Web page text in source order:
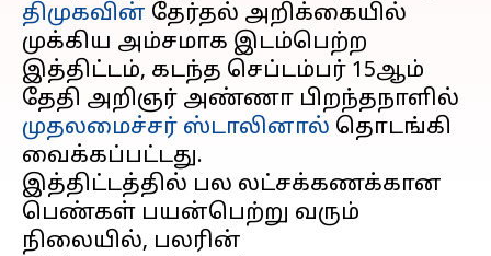
திமுகவின் தேர்தல் அறிக்கையில்
முக்கிய அம்சமாக இடம்பெற்ற
இத்திட்டம், கடந்த செப்டம்பர் 15ஆம்
தேதி அறிஞர் அண்ணா பிறந்தநாளில்
முதலமைச்சர் ஸ்டாலினால் தொடங்கி
வைக்கப்பட்டது.
இத்திட்டத்தில் பல லட்சக்கணக்கான
பெண்கள் பயன்பெற்று வரும்
நிலையில், பலரின்